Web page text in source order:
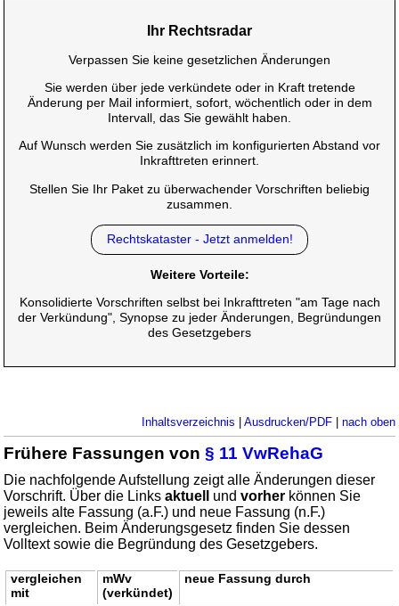
Ihr Rechtsradar
Verpassen Sie keine gesetzlichen Änderungen
Sie werden über jede verkündete oder in Kraft tretende
Änderung per Mail informiert, sofort, wöchentlich oder in dem
Intervall, das Sie gewählt haben.
Auf Wunsch werden Sie zusätzlich im konfigurierten Abstand vor
Inkrafttreten erinnert.
Stellen Sie Ihr Paket zu überwachender Vorschriften beliebig
zusammen.
Rechtskataster - Jetzt anmelden!
Weitere Vorteile:
Konsolidierte Vorschriften selbst bei Inkrafttreten "am Tage nach
der Verkündung", Synopse zu jeder Änderungen, Begründungen
des Gesetzgebers
Inhaltsverzeichnis Ausdrucken/PDF| nach oben
Frühere Fassungen von§ 11 VwRehaG
Die nachfolgende Aufstellung zeigt alle Änderungen dieser
Vorschrift. Über die Linksaktuell undvorher können Sie
jeweils alte Fassung (a.F.) und neue Fassung (n.F.)
vergleichen. Beim Änderungsgesetz finden Sie dessen
Volltext sowie die Begründung des Gesetzgebers.
vergleichen
mit
mWv
(verkündet)
neue Fassung durch